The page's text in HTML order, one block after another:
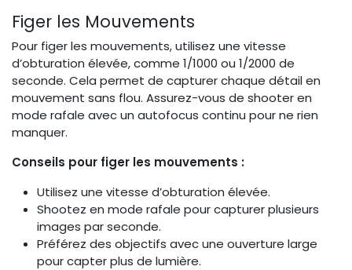
Figer les Mouvements
Pour figer les mouvements, utilisez une vitesse
d’obturation élevée, comme 1/1000 ou 1/2000 de
seconde. Cela permet de capturer chaque détail en
mouvement sans flou. Assurez-vous de shooter en
mode rafale avec un autofocus continu pour ne rien
manquer.
Conseils pour figer les mouvements :
Utilisez une vitesse d’obturation élevée.
Shootez en mode rafale pour capturer plusieurs
images par seconde.
Préférez des objectifs avec une ouverture large
pour capter plus de lumière.